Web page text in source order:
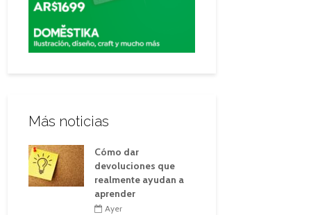
Más noticias
Cómo dar
devoluciones que
realmente ayudan a
aprender
Ayer